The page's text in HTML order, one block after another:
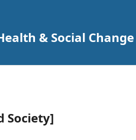
& Social Change
Society]